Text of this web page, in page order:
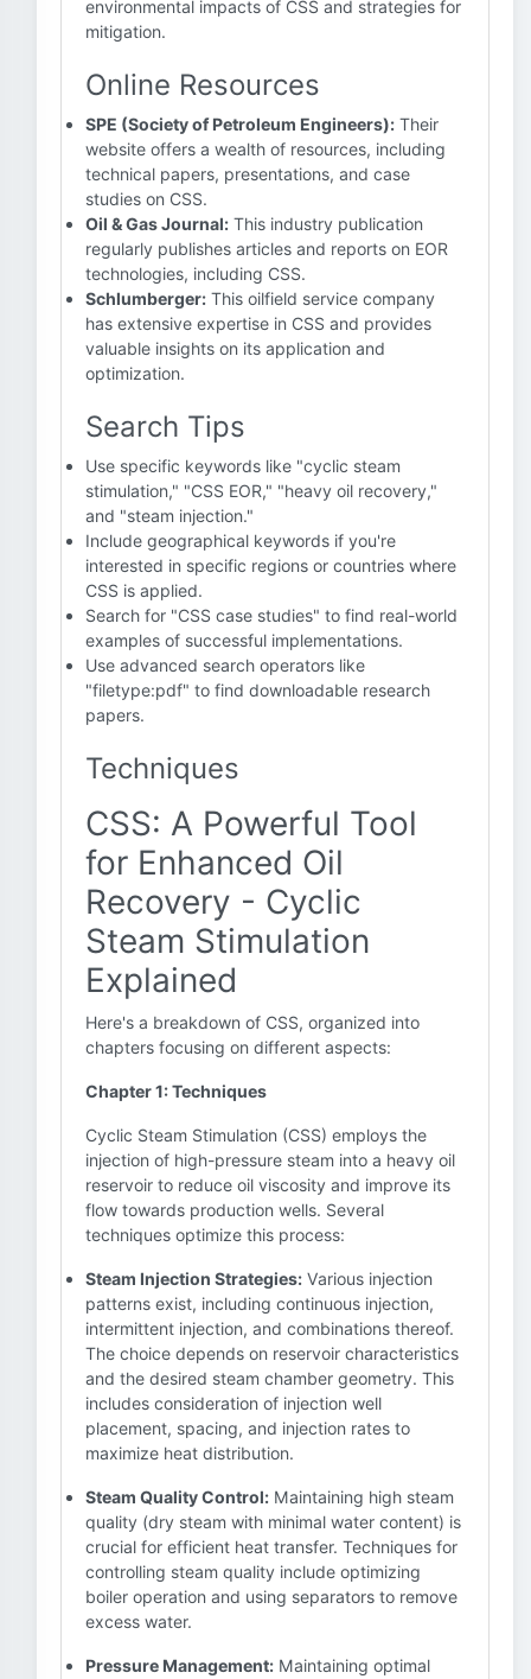
environmental impacts of CSS and strategies for
mitigation.
Online Resources
SPE (Society of Petroleum Engineers): Their
website offers a wealth of resources, including
technical papers, presentations, and case
studies on CSS.
Oil & Gas Journal: This industry publication
regularly publishes articles and reports on EOR
technologies, including CSS.
Schlumberger: This oilfield service company
has extensive expertise in CSS and provides
valuable insights on its application and
optimization.
Search Tips
Use specific keywords like "cyclic steam
stimulation," "CSS EOR," "heavy oil recovery,"
and "steam injection."
Include geographical keywords if you're
interested in specific regions or countries where
CSS is applied.
Search for "CSS case studies" to find real-world
examples of successful implementations.
Use advanced search operators like
"filetype:pdf" to find downloadable research
papers.
Techniques
CSS: A Powerful Tool
for Enhanced Oil
Recovery - Cyclic
Steam Stimulation
Explained
Here's a breakdown of CSS, organized into
chapters focusing on different aspects:
Chapter 1: Techniques
Cyclic Steam Stimulation (CSS) employs the
injection of high-pressure steam into a heavy oil
reservoir to reduce oil viscosity and improve its
flow towards production wells. Several
techniques optimize this process:
Steam Injection Strategies: Various injection
patterns exist, including continuous injection,
intermittent injection, and combinations thereof.
The choice depends on reservoir characteristics
and the desired steam chamber geometry. This
includes consideration of injection well
placement, spacing, and injection rates to
maximize heat distribution.
Steam Quality Control: Maintaining high steam
quality (dry steam with minimal water content) is
crucial for efficient heat transfer. Techniques for
controlling steam quality include optimizing
boiler operation and using separators to remove
excess water.
Pressure Management: Maintaining optimal